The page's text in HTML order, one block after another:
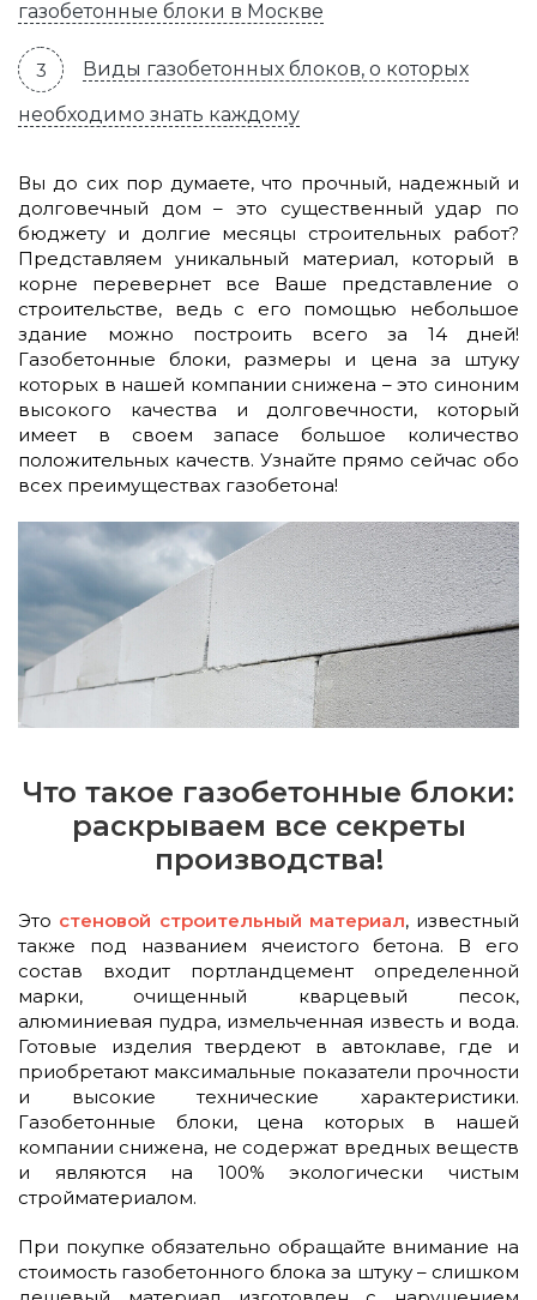
газобетонные блоки в Москве
Виды газобетонных блоков, о которых
необходимо знать каждому
Вы до сих пор думаете, что прочный, надежный и
долговечный дом – это существенный удар по
бюджету и долгие месяцы строительных работ?
Представляем уникальный материал, который в
корне перевернет все Ваше представление о
строительстве, ведь с его помощью небольшое
здание можно построить всего за 14 дней!
Газобетонные блоки, размеры и цена за штуку
которых в нашей компании снижена – это синоним
высокого качества и долговечности, который
имеет в своем запасе большое количество
положительных качеств. Узнайте прямо сейчас обо
всех преимуществах газобетона!
Что такое газобетонные блоки:
раскрываем все секреты
производства!
Это стеновой строительный материал, известный
также под названием ячеистого бетона. В его
состав входит портландцемент определенной
марки, очищенный кварцевый песок,
алюминиевая пудра, измельченная известь и вода.
Готовые изделия твердеют в автоклаве, где и
приобретают максимальные показатели прочности
и высокие технические характеристики.
Газобетонные блоки, цена которых в нашей
компании снижена, не содержат вредных веществ
и являются на 100% экологически чистым
стройматериалом.
При покупке обязательно обращайте внимание на
стоимость газобетонного блока за штуку – слишком